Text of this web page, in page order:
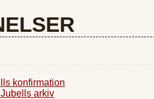
konfirmation
arkiv